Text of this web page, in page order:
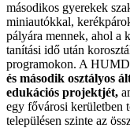
másodikos gyerekek
miniautókkal,
pályára mennek, ahol a
tanítási idő után
programokon. A
és második osztályos
edukációs projektjét,
egy fővárosi kerületben
településen szinte az